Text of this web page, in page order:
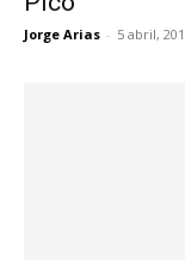
Jorge Arias - 5 abril,